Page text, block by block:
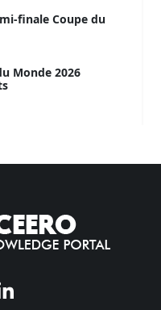
finale Coupe du
Monde 2026